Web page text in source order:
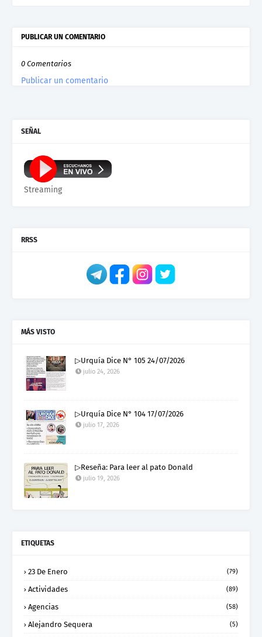
PUBLICAR UN COMENTARIO
0 Comentarios
Publicar un comentario
SEÑAL
Streaming
RRSS
MÁS VISTO
▷Urquía Dice N° 105 24/07/2026
julio 24, 2026
▷Urquía Dice N° 104 17/07/2026
julio 17, 2026
▷Reseña: Para leer al pato Donald
julio 19, 2026
ETIQUETAS
23 De Enero (79)
Actividades (89)
Agencias (58)
Alejandro Sequera (5)